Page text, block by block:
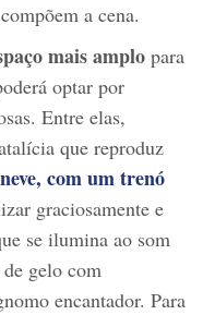
a cena.
mais amplo para
optar por
Entre elas,
que reproduz
com um trenó
graciosamente e
se ilumina ao som
gelo com
encantador. Para